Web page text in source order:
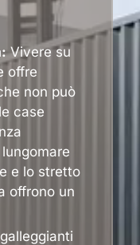
Vivere su
offre
non può
case
e lo stretto
offrono un